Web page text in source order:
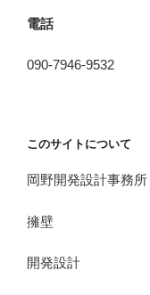
電話
090-7946-9532
このサイトについて
岡野開発設計事務所
擁壁
開発設計